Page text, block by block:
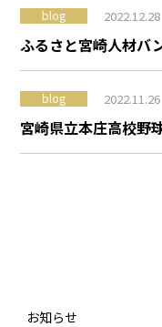
blog 2022.12.28
ふるさと宮崎人材バ
blog 2022.11.26
宮崎県立本庄高校野
お知らせ